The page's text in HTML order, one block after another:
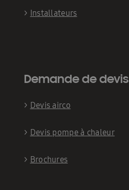
> Installateurs
Demande de devis
> Devis airco
> Devis pompe à chaleur
> Brochures